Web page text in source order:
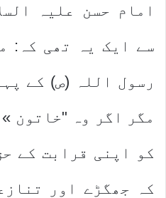
امام حسن علیہ
سے ایک یہ تھی کہ:
رسول اللہ (ص) کے
مگر اگر وہ "خاتون
کو اپنی قرابت کے
کہ جھگڑے اور